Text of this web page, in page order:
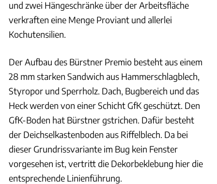
und zwei Hängeschränke über der Arbeitsfläche
verkraften eine Menge Proviant und allerlei
Kochutensilien.
Der Aufbau des Bürstner Premio besteht aus einem
28 mm starken Sandwich aus Hammerschlagblech,
Styropor und Sperrholz. Dach, Bugbereich und das
Heck werden von einer Schicht GfK geschützt. Den
GfK-Boden hat Bürstner gstrichen. Dafür besteht
der Deichselkastenboden aus Riffelblech. Da bei
dieser Grundrissvariante im Bug kein Fenster
vorgesehen ist, vertritt die Dekorbeklebung hier die
entsprechende Linienführung.